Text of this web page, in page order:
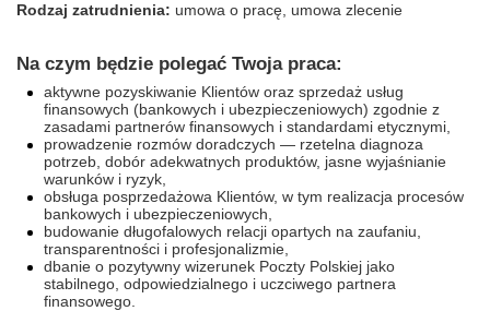
Rodzaj zatrudnienia: umowa o pracę, umowa zlecenie
Na czym będzie polegać Twoja praca:
aktywne pozyskiwanie Klientów oraz sprzedaż usług
finansowych (bankowych i ubezpieczeniowych) zgodnie z
zasadami partnerów finansowych i standardami etycznymi,
prowadzenie rozmów doradczych — rzetelna diagnoza
potrzeb, dobór adekwatnych produktów, jasne wyjaśnianie
warunków i ryzyk,
obsługa posprzedażowa Klientów, w tym realizacja procesów
bankowych i ubezpieczeniowych,
budowanie długofalowych relacji opartych na zaufaniu,
transparentności i profesjonalizmie,
dbanie o pozytywny wizerunek Poczty Polskiej jako
stabilnego, odpowiedzialnego i uczciwego partnera
finansowego.